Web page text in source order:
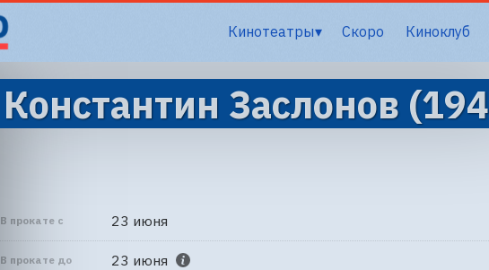
Кинотеатры Скоро Киноклуб
Константин Заслонов
В прокате с 23 июня
В прокате до 23 июня